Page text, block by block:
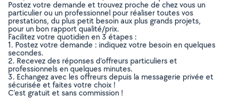
Postez votre demande et trouvez proche de chez vous un
particulier ou un professionnel pour réaliser toutes vos
prestations, du plus petit besoin aux plus grands projets,
pour un bon rapport qualité/prix.
Facilitez votre quotidien en 3 étapes :
1. Postez votre demande : indiquez votre besoin en quelques
secondes.
2. Recevez des réponses d’offreurs particuliers et
professionnels en quelques minutes.
3. Echangez avec les offreurs depuis la messagerie privée et
sécurisée et faites votre choix !
C’est gratuit et sans commission !